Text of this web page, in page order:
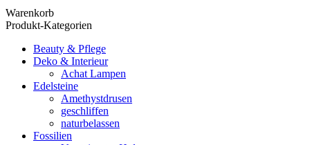
Warenkorb
Produkt-Kategorien
Beauty & Pflege
Deko & Interieur
Achat Lampen
Edelsteine
Amethystdrusen
geschliffen
naturbelassen
Fossilien